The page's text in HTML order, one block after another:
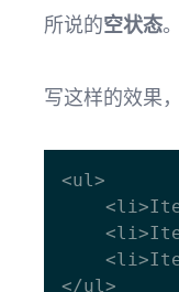
所说的空状态。
写这样的效果
<ul>
</ul>